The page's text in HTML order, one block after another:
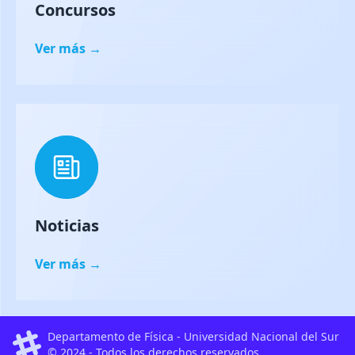
Concursos
Ver más →
Noticias
Ver más →
Departamento de Física - Universidad Nacional del Sur